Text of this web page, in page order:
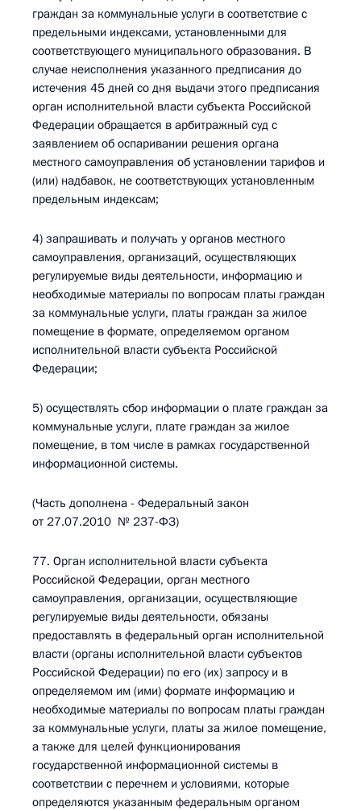
граждан за коммунальные услуги в соответствие с
предельными индексами, установленными для
соответствующего муниципального образования. В
случае неисполнения указанного предписания до
истечения 45 дней со дня выдачи этого предписания
орган исполнительной власти субъекта Российской
Федерации обращается в арбитражный суд с
заявлением об оспаривании решения органа
местного самоуправления об установлении тарифов и
(или) надбавок, не соответствующих установленным
предельным индексам;
4) запрашивать и получать у органов местного
самоуправления, организаций, осуществляющих
регулируемые виды деятельности, информацию и
необходимые материалы по вопросам платы граждан
за коммунальные услуги, платы граждан за жилое
помещение в формате, определяемом органом
исполнительной власти субъекта Российской
Федерации;
5) осуществлять сбор информации о плате граждан за
коммунальные услуги, плате граждан за жилое
помещение, в том числе в рамках государственной
информационной системы.
(Часть дополнена - Федеральный закон
от 27.07.2010 № 237-ФЗ)
77. Орган исполнительной власти субъекта
Российской Федерации, орган местного
самоуправления, организации, осуществляющие
регулируемые виды деятельности, обязаны
предоставлять в федеральный орган исполнительной
власти (органы исполнительной власти субъектов
Российской Федерации) по его (их) запросу и в
определяемом им (ими) формате информацию и
необходимые материалы по вопросам платы граждан
за коммунальные услуги, платы за жилое помещение,
а также для целей функционирования
государственной информационной системы в
соответствии с перечнем и условиями, которые
определяются указанным федеральным органом